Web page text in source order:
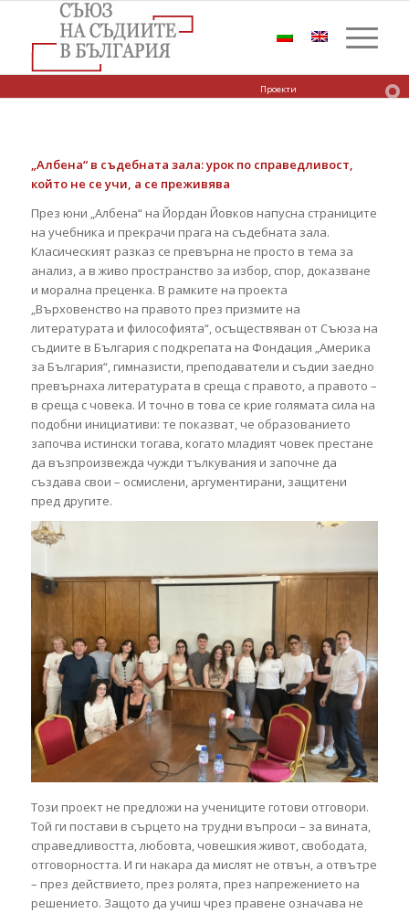
Проекти
„Албена“ в съдебната зала: урок по справедливост,
който не се учи, а се преживява
През юни „Албена“ на Йордан Йовков напусна страниците
на учебника и прекрачи прага на съдебната зала.
Класическият разказ се превърна не просто в тема за
анализ, а в живо пространство за избор, спор, доказване
и морална преценка. В рамките на проекта
„Върховенство на правото през призмите на
литературата и философията“, осъществяван от Съюза на
съдиите в България с подкрепата на Фондация „Америка
за България“, гимназисти, преподаватели и съдии заедно
превърнаха литературата в среща с правото, а правото –
в среща с човека. И точно в това се крие голямата сила на
подобни инициативи: те показват, че образованието
започва истински тогава, когато младият човек престане
да възпроизвежда чужди тълкувания и започне да
създава свои – осмислени, аргументирани, защитени
пред другите.
Този проект не предложи на учениците готови отговори.
Той ги постави в сърцето на трудни въпроси – за вината,
справедливостта, любовта, човешкия живот, свободата,
отговорността. И ги накара да мислят не отвън, а отвътре
– през действието, през ролята, през напрежението на
решението. Защото да учиш чрез правене означава не